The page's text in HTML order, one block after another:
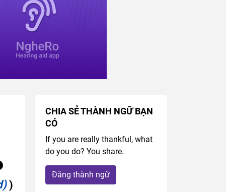
)
CHIA SẺ THÀNH NGỮ BẠN
CÓ
If you are really thankful, what
do you do? You share.
Đăng thành ngữ